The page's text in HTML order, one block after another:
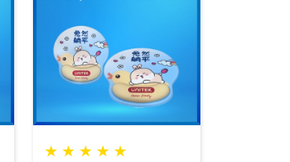
★ ★ ★ ★ ★